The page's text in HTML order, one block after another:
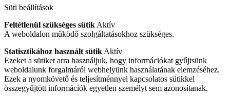
Süti beállítások
Feltétlenül szükséges sütik Aktív
A weboldalon működő szolgáltatásokhoz szükséges.
Statisztikához használt sütik Aktív
Ezeket a sütiket arra használjuk, hogy információkat gyűjtsünk
weboldalunk forgalmáról webhelyünk használatának elemzéséhez.
Ezek a nyomkövető és teljesítménnyel kapcsolatos sütikkel
összegyűjtött információk egyetlen személyt sem azonosítanak.